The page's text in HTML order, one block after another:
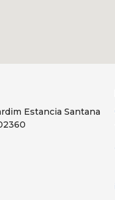
Estancia Santana